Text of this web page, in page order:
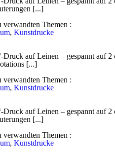
[...]
verwandten Themen :
, Kunstdrucke
Druck auf Leinen – gespannt auf
[...]
verwandten Themen :
, Kunstdrucke
Druck auf Leinen – gespannt auf
[...]
verwandten Themen :
, Kunstdrucke